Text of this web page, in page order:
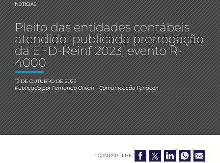
NOTÍCIAS
Pleito das entidades contábeis
atendido: publicada prorrogação
da EFD-Reinf 2023, evento R-
4000
13 DE OUTUBRO DE 2023
Publicado porFernando Olivan- Comunicação Fenacon
COMPARTILHE